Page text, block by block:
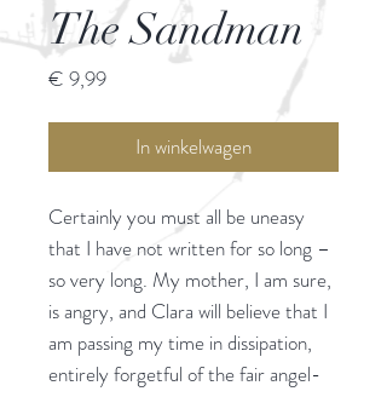
The Sandman
€ 9,99Prijs
In winkelwagen
Certainly you must all be uneasy
that I have not written for so long –
so very long. My mother, I am sure,
is angry, and Clara will believe that I
am passing my time in dissipation,
entirely forgetful of the fair angel-